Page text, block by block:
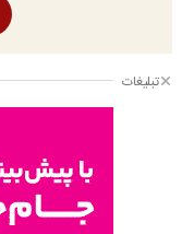
تبلیغات